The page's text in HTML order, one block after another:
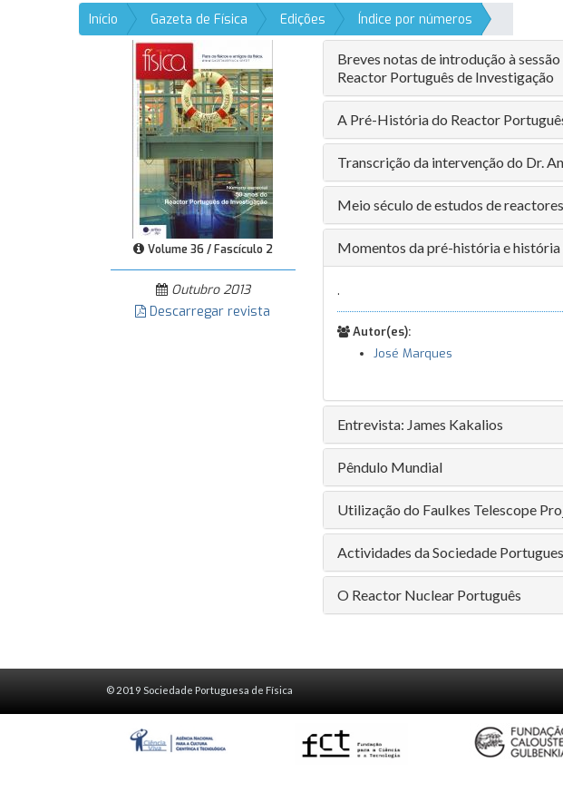
Início Gazeta de Física Edições Índice por números
Volume 36 / Fascículo 2
Outubro 2013
Descarregar revista
Breves notas de introdução à
Reactor Português de Investigação
A Pré-História do Reactor
Transcrição da intervenção do Dr.
Meio século de estudos de
Momentos da pré-história e história
.
Autor(es):
José Marques
Entrevista: James Kakalios
Pêndulo Mundial
Utilização do Faulkes Telescope
Actividades da Sociedade
O Reactor Nuclear Português
© 2019 Sociedade Portuguesa de Física